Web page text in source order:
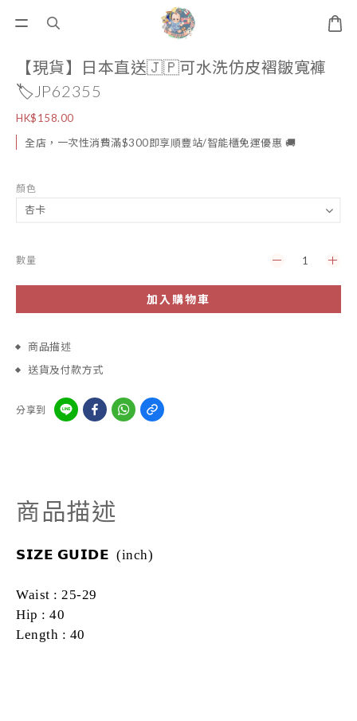
【現貨】日本直送🇯🇵可水洗仿皮褶皺寬褲
🏷️JP62355
HK$158.00
全店，一次性消費滿$300即享順豐站/智能櫃免運優惠 🚚
顏色
數量
加入購物車
商品描述
送貨及付款方式
分享到
商品描述
𝗦𝗜𝗭𝗘 𝗚𝗨𝗜𝗗𝗘 (inch)
Waist : 25-29
Hip : 40
Length : 40